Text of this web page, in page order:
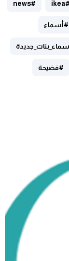
#ikea
#news
#أسماء
#فضيحة